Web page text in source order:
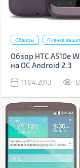
Обзоры Пленка
Обзор HTC A510e
на ОС Android 2.3
11.04.2013